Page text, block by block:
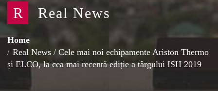
R Real News
Home
Real News / Cele mai noi echipamente Ariston Thermo
și ELCO, la cea mai recentă ediție a târgului ISH 2019